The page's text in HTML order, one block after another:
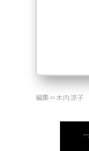
編集＝木内涼子